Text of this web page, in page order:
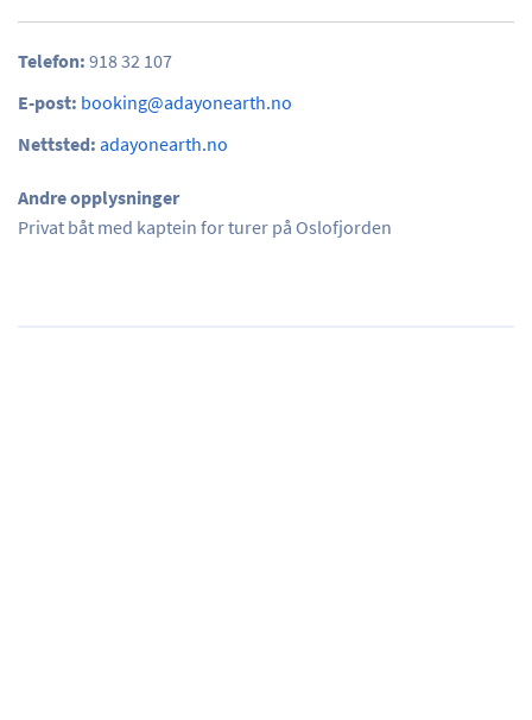
Telefon: 918 32 107
E-post: booking@adayonearth.no
Nettsted: adayonearth.no
Andre opplysninger
Privat båt med kaptein for turer på Oslofjorden